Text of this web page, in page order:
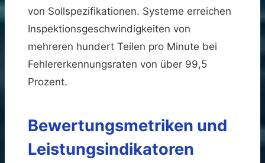
von Sollspezifikationen. Systeme erreichen
Inspektionsgeschwindigkeiten von
mehreren hundert Teilen pro Minute bei
Fehlererkennungsraten von über 99,5
Prozent.
Bewertungsmetriken und
Leistungsindikatoren